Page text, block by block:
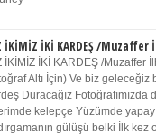
İKİMİZ İKİ KARDEŞ /Muzaffer
İKİMİZ İKİ KARDEŞ /Muzaffer
Altı İçin) Ve biz geleceğiz
Duracağız
kelepçe Yüzümde
gülüşü belki İlk kez